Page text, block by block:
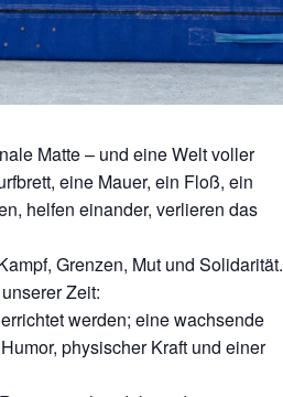
Matte – und eine Welt voller
eine Mauer, ein Floß, ein
helfen einander, verlieren das
Grenzen, Mut und Solidarität.
Zeit:
werden; eine wachsende
physischer Kraft und einer